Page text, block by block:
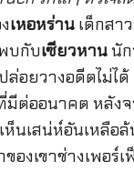
เหอหร่านเด็กสา
บกับเซียวหานนัก
อยวางอดีตไม่ไ
ต่ออนาคต หลังจ
ห็นเสน่ห์อันเหลือ
องเขาช่างเพอร์